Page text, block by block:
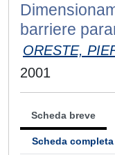
barriere
ORESTE,
2001
Scheda breve
Scheda completa